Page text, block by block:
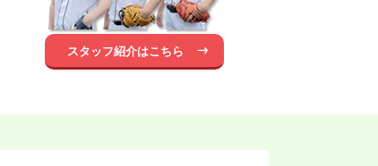
スタッフ紹介はこちら